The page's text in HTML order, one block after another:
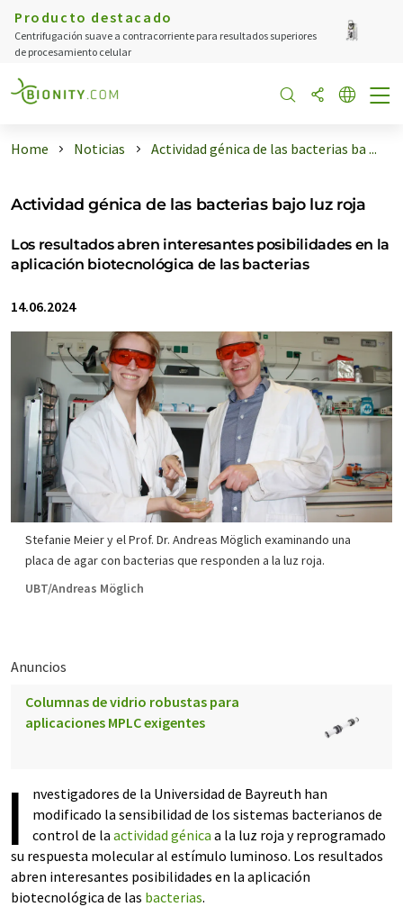
Producto destacado
Centrifugación suave a contracorriente para resultados superiores
de procesamiento celular
Home Noticias Actividad génica de las bacterias ba ...
Actividad génica de las bacterias bajo luz roja
Los resultados abren interesantes posibilidades en la
aplicación biotecnológica de las bacterias
14.06.2024
Stefanie Meier y el Prof. Dr. Andreas Möglich examinando una
placa de agar con bacterias que responden a la luz roja.
UBT/Andreas Möglich
Anuncios
Columnas de vidrio robustas para
aplicaciones MPLC exigentes
I
nvestigadores de la Universidad de Bayreuth han
modificado la sensibilidad de los sistemas bacterianos de
control de la actividad génica a la luz roja y reprogramado
su respuesta molecular al estímulo luminoso. Los resultados
abren interesantes posibilidades en la aplicación
biotecnológica de las bacterias.